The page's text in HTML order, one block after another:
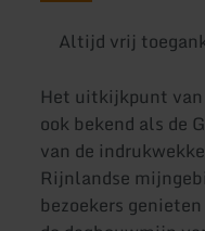
Altijd vrij
Het uitkijkpunt
ook bekend als de
van de
Rijnlandse
bezoekers